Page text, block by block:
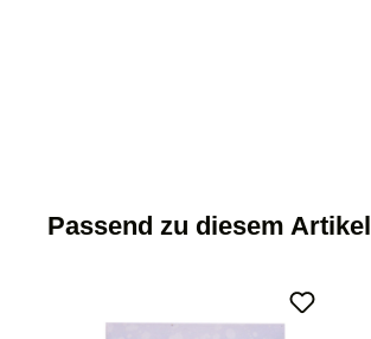
Passend zu diesem Artikel